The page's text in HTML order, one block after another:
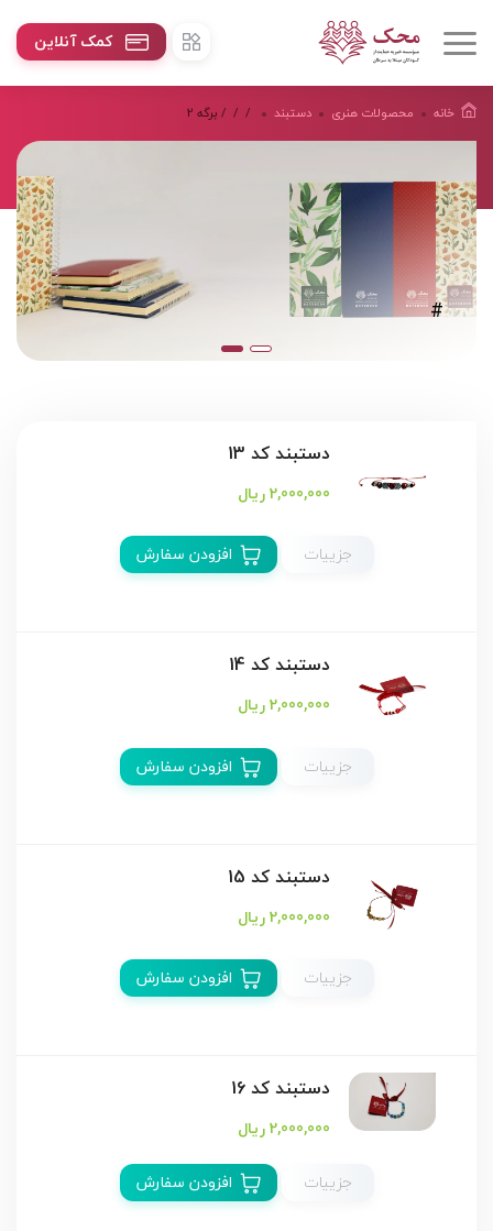
کمک آنلاین
خانه / محصولات هنرى / دستبند / برگه 2
#
دستبند كد 13
2,000,000 ریال
جزییات افزودن سفارش
دستبند كد 14
2,000,000 ریال
جزییات افزودن سفارش
دستبند كد 15
2,000,000 ریال
جزییات افزودن سفارش
دستبند كد 16
2,000,000 ریال
جزییات
افزودن سفارش